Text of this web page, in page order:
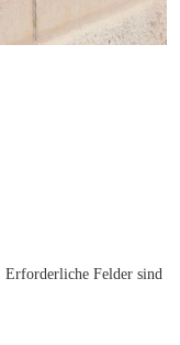
Erforderliche Felder sind